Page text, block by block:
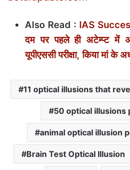
Also Read : IAS
दम पर पहले ही अटेम्प्ट में
यूपीएससी परीक्षा, किया मां के
11 optical illusions that
50 optical illusions
animal optical illusion
Brain Test Optical Illusion